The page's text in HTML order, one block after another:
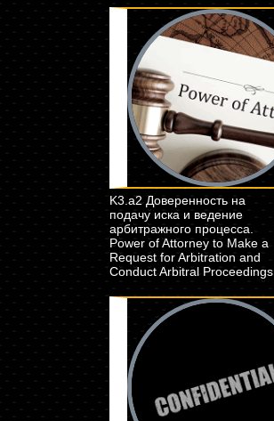
K3.a2 Доверенность на
подачу иска и ведение
арбитражного процесса.
Power of Attorney to Make a
Request for Arbitration and
Conduct Arbitral Proceedings